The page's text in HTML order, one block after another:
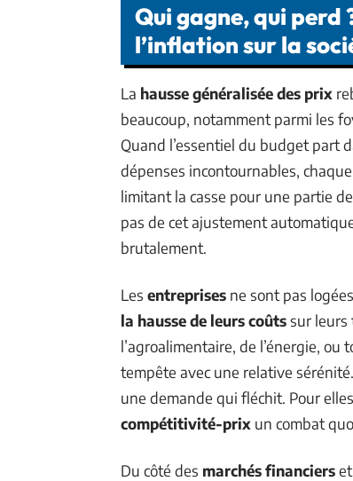
Qui gagne, qui perd
l’inflation sur la
La hausse généralisée des prix
beaucoup, notamment parmi les
Quand l’essentiel du budget part
dépenses incontournables,
limitant la casse pour une partie
pas de cet ajustement
brutalement.
Les entreprises ne sont pas
la hausse de leurs coûtssur leurs
l’agroalimentaire, de l’énergie,
tempête avec une relative
une demande qui fléchit. Pour
compétitivité-prix un combat
Du côté des marchés financiers